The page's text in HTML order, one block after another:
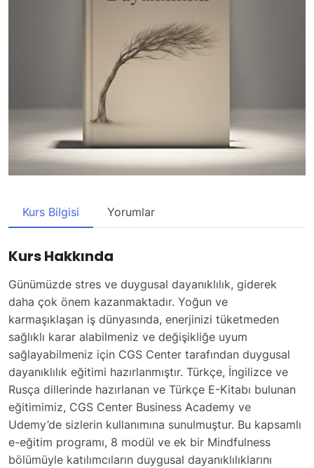
Kurs Bilgisi Yorumlar
Kurs Hakkında
Günümüzde stres ve duygusal dayanıklılık, giderek
daha çok önem kazanmaktadır. Yoğun ve
karmaşıklaşan iş dünyasında, enerjinizi tüketmeden
sağlıklı karar alabilmeniz ve değişikliğe uyum
sağlayabilmeniz için CGS Center tarafından duygusal
dayanıklılık eğitimi hazırlanmıştır. Türkçe, İngilizce ve
Rusça dillerinde hazırlanan ve Türkçe E-Kitabı bulunan
eğitimimiz, CGS Center Business Academy ve
Udemy’de sizlerin kullanımına sunulmuştur. Bu kapsamlı
e-eğitim programı, 8 modül ve ek bir Mindfulness
bölümüyle katılımcıların duygusal dayanıklılıklarını